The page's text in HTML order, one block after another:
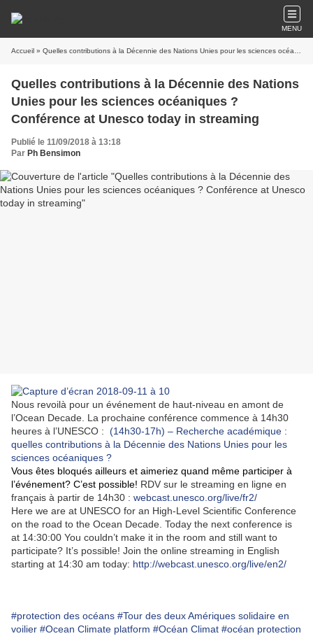
MENU
Accueil » Quelles contributions à la Décennie des Nations Unies pour les sciences océaniques ? Conférence at Unesco today in streaming
Quelles contributions à la Décennie des Nations
Unies pour les sciences océaniques ?
Conférence at Unesco today in streaming
Publié le 11/09/2018 à 13:18
Par Ph Bensimon
Nous revoilà pour un événement de haut-niveau en amont de
l’Ocean Decade. La prochaine conférence commence à 14h30
heures à l’UNESCO : (14h30-17h) – Recherche académique :
quelles contributions à la Décennie des Nations Unies pour les
sciences océaniques ?
Vous êtes bloqués ailleurs et aimeriez quand même participer à
l’événement? C’est possible! RDV sur le streaming en ligne en
français à partir de 14h30 : webcast.unesco.org/live/fr2/
Here we are at UNESCO for an High-Level Scientific Conference
on the road to the Ocean Decade. Today the next conference is
at 14:30:00 You couldn’t make it in the room and still want to
participate? It’s possible! Join the online streaming in English
starting at 14:30 am today: http://webcast.unesco.org/live/en2/
#protection des océans #Tour des deux Amériques solidaire en
voilier #Ocean Climate platform #Océan Climat #océan protection